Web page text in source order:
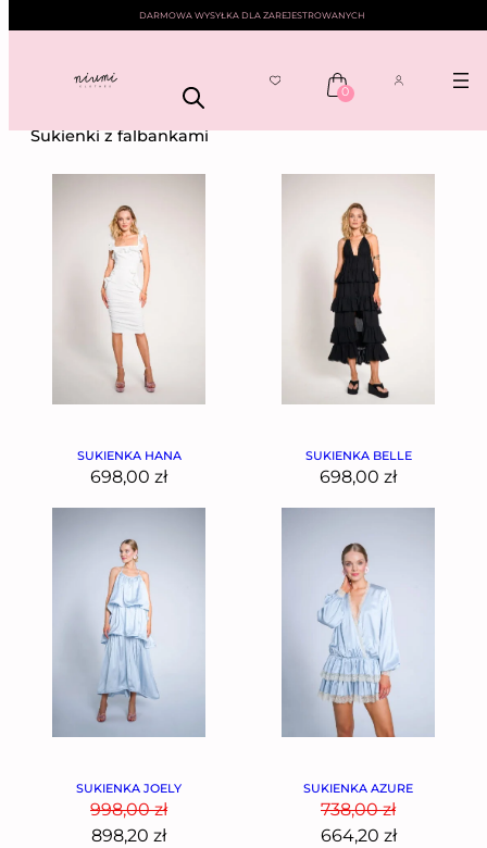
DARMOWA WYSYŁKA DLA ZAREJESTROWANYCH
0
—— SUKIENKI Z FALBANKAMI
Sukienki z falbankami
SUKIENKA HANA
698,00 zł
SUKIENKA BELLE
698,00 zł
SUKIENKA JOELY
998,00zł
898,20 zł
SUKIENKA AZURE
738,00zł
664,20 zł